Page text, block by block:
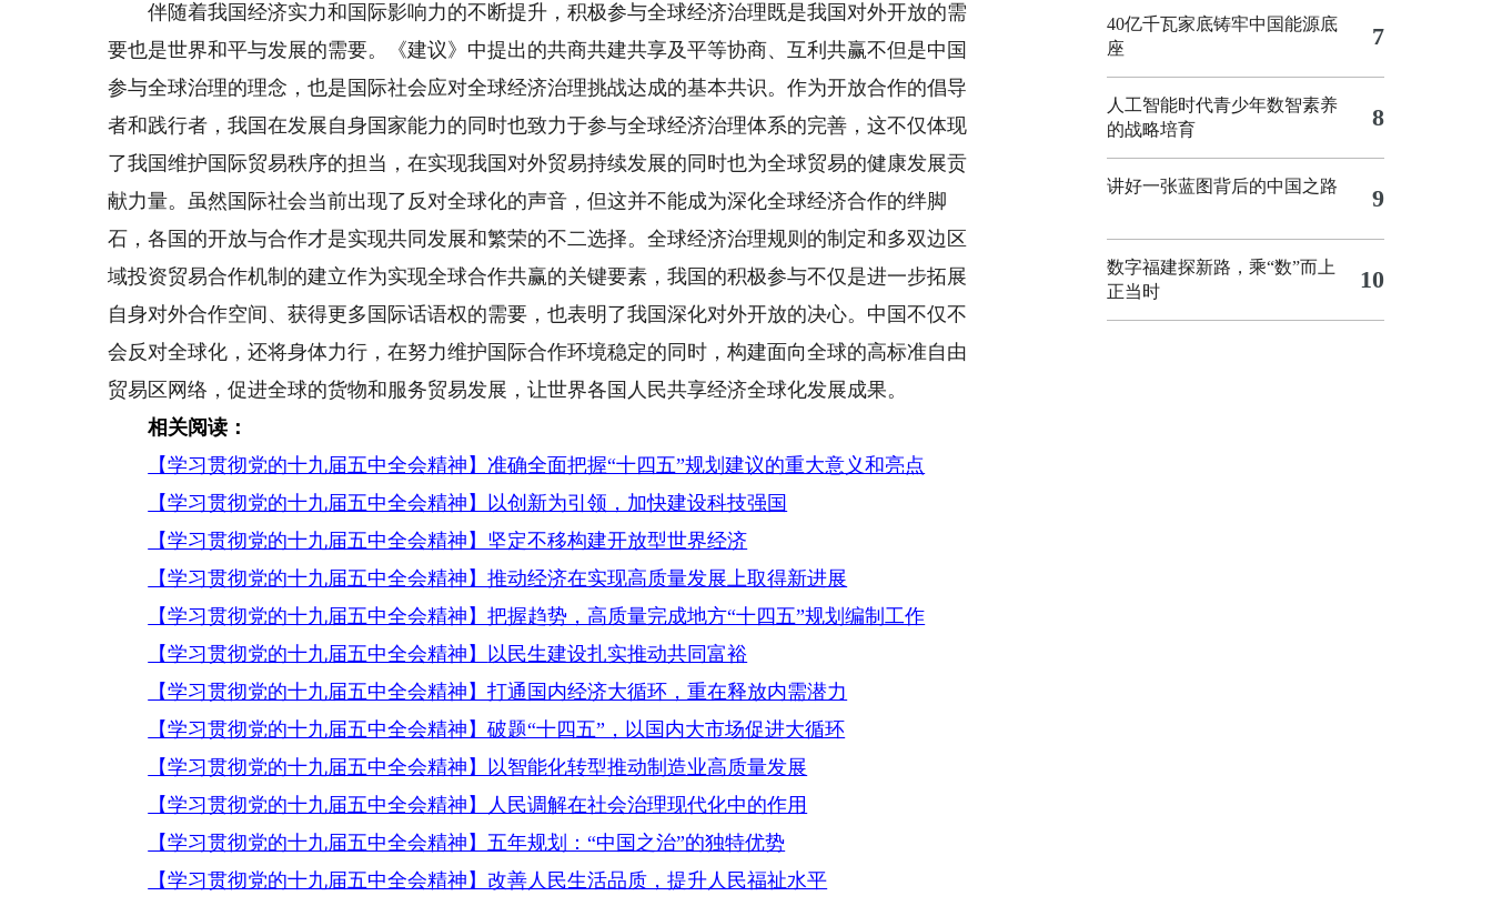
伴随着我国经济实力和国际影响力的不断提升，积极参与全球经济治理既是我国对外开放的需
要也是世界和平与发展的需要。《建议》中提出的共商共建共享及平等协商、互利共赢不但是中国
参与全球治理的理念，也是国际社会应对全球经济治理挑战达成的基本共识。作为开放合作的倡导
者和践行者，我国在发展自身国家能力的同时也致力于参与全球经济治理体系的完善，这不仅体现
了我国维护国际贸易秩序的担当，在实现我国对外贸易持续发展的同时也为全球贸易的健康发展贡
献力量。虽然国际社会当前出现了反对全球化的声音，但这并不能成为深化全球经济合作的绊脚
石，各国的开放与合作才是实现共同发展和繁荣的不二选择。全球经济治理规则的制定和多双边区
域投资贸易合作机制的建立作为实现全球合作共赢的关键要素，我国的积极参与不仅是进一步拓展
自身对外合作空间、获得更多国际话语权的需要，也表明了我国深化对外开放的决心。中国不仅不
会反对全球化，还将身体力行，在努力维护国际合作环境稳定的同时，构建面向全球的高标准自由
贸易区网络，促进全球的货物和服务贸易发展，让世界各国人民共享经济全球化发展成果。
相关阅读：
【学习贯彻党的十九届五中全会精神】准确全面把握“十四五”规划建议的重大意义和亮点
【学习贯彻党的十九届五中全会精神】以创新为引领，加快建设科技强国
【学习贯彻党的十九届五中全会精神】坚定不移构建开放型世界经济
【学习贯彻党的十九届五中全会精神】推动经济在实现高质量发展上取得新进展
【学习贯彻党的十九届五中全会精神】把握趋势，高质量完成地方“十四五”规划编制工作
【学习贯彻党的十九届五中全会精神】 以民生建设扎实推动共同富裕
【学习贯彻党的十九届五中全会精神】打通国内经济大循环，重在释放内需潜力
【学习贯彻党的十九届五中全会精神】破题“十四五”，以国内大市场促进大循环
【学习贯彻党的十九届五中全会精神】以智能化转型推动制造业高质量发展
【学习贯彻党的十九届五中全会精神】人民调解在社会治理现代化中的作用
【学习贯彻党的十九届五中全会精神】五年规划：“中国之治”的独特优势
【学习贯彻党的十九届五中全会精神】改善人民生活品质，提升人民福祉水平
40亿千瓦家底铸牢中国能源底
座
7
人工智能时代青少年数智素养
的战略培育
8
讲好一张蓝图背后的中国之路 9
数字福建探新路，乘“数”而上
正当时
10